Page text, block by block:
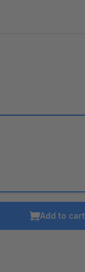
Add to cart